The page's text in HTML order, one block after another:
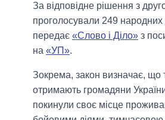
За відповідне рішення з
проголосували 249 народних
передає «Слово і Діло» з
на «УП».
Зокрема, закон визначає, що
отримають громадяни
покинули своє місце